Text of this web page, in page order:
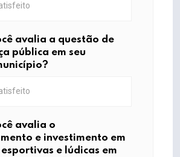
avalia a questão de
pública em seu
avalia o
e investimento em
e lúdicas em